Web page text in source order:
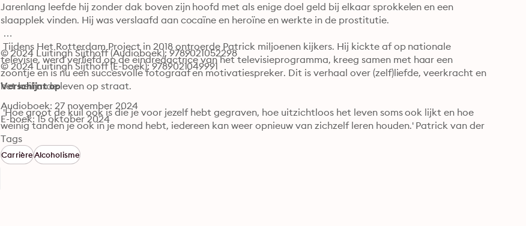
Jarenlang leefde hij zonder dak boven zijn hoofd met als enige doel geld bij elkaar sprokkelen en een
slaapplek vinden. Hij was verslaafd aan cocaïne en heroïne en werkte in de prostitutie.
Tijdens Het Rotterdam Project in 2018 ontroerde Patrick miljoenen kijkers. Hij kickte af op nationale
televisie, werd verliefd op de eindredactrice van het televisieprogramma, kreeg samen met haar een
zoontje en is nu een succesvolle fotograaf en motivatiespreker. Dit is verhaal over (zelf)liefde, veerkracht en
het keiharde leven op straat.
'Hoe groot de kuil ook is die je voor jezelf hebt gegraven, hoe uitzichtloos het leven soms ook lijkt en hoe
weinig tanden je ook in je mond hebt, iedereen kan weer opnieuw van zichzelf leren houden.' Patrick van der
Jagt
© 2024 Luitingh Sijthoff (Audioboek): 9789021052298
© 2024 Luitingh Sijthoff (E-boek): 9789021049991
Verschijnt op
Audioboek: 27 november 2024
E-boek: 15 oktober 2024
Tags
CarrièreAlcoholisme